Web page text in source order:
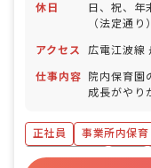
休日
日、祝、年
（法定通
日
アクセス 広電江波線
仕事内容
院内保育園
成長がやり
食事・睡眠
・集団生活
の計画・実
正社員 事業所内保育
社会保険完備
有給